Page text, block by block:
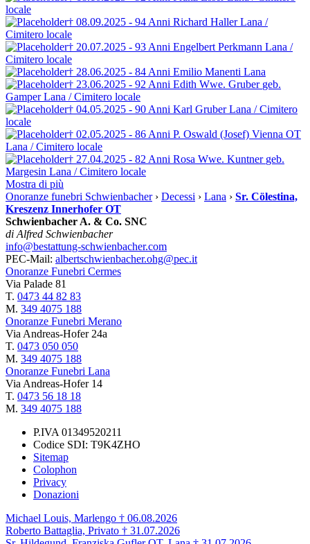
locale
† 08.09.2025 - 94 Anni Richard HallerLana /
Cimitero locale
† 20.07.2025 - 93 Anni Engelbert Perkmann Lana /
Cimitero locale
† 28.06.2025 - 84 Anni Emilio Manenti Lana
† 23.06.2025 - 92 Anni Edith Wwe. Gruber geb.
GamperLana / Cimitero locale
† 04.05.2025 - 90 Anni Karl GruberLana / Cimitero
locale
† 02.05.2025 - 86 Anni P. Oswald (Josef) Vienna OT
Lana / Cimitero locale
† 27.04.2025 - 82 Anni Rosa Wwe. Kuntner geb.
Margesin Lana / Cimitero locale
Mostra di più
Onoranze funebri Schwienbacher› Decessi › Lana › Sr. Cölestina,
Kreszenz Innerhofer OT
Schwienbacher A. & Co. SNC
di Alfred Schwienbacher
info@bestattung-schwienbacher.com
PEC-Mail: albertschwienbacher.ohg@pec.it
Onoranze Funebri Cermes
Via Palade 81
T. 0473 44 82 83
M. 349 4075 188
Onoranze Funebri Merano
Via Andreas-Hofer 24a
T. 0473 050 050
M. 349 4075 188
Onoranze Funebri Lana
Via Andreas-Hofer 14
T. 0473 56 18 18
M. 349 4075 188
P.IVA 01349520211
Codice SDI: T9K4ZHO
Sitemap
Colophon
Privacy
Donazioni
Michael Louis, Marlengo † 06.08.2026
Roberto Battaglia, Privato † 31.07.2026